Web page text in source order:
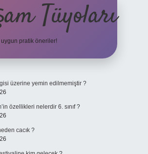
Tüyoları
pratik öneriler!
üzerine yemin edilmemiştir ?
özellikleri nelerdir 6. sınıf ?
cacık ?